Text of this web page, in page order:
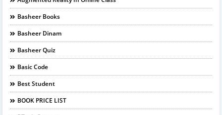
Basheer Books
Basheer Dinam
Basheer Quiz
Basic Code
Best Student
BOOK PRICE LIST